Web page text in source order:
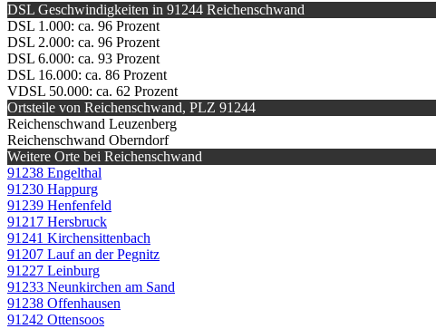
DSL Geschwindigkeiten in 91244 Reichenschwand
DSL 1.000: ca. 96 Prozent
DSL 2.000: ca. 96 Prozent
DSL 6.000: ca. 93 Prozent
DSL 16.000: ca. 86 Prozent
VDSL 50.000: ca. 62 Prozent
Ortsteile von Reichenschwand, PLZ 91244
Reichenschwand Leuzenberg
Reichenschwand Oberndorf
Weitere Orte bei Reichenschwand
91238 Engelthal
91230 Happurg
91239 Henfenfeld
91217 Hersbruck
91241 Kirchensittenbach
91207 Lauf an der Pegnitz
91227 Leinburg
91233 Neunkirchen am Sand
91238 Offenhausen
91242 Ottensoos